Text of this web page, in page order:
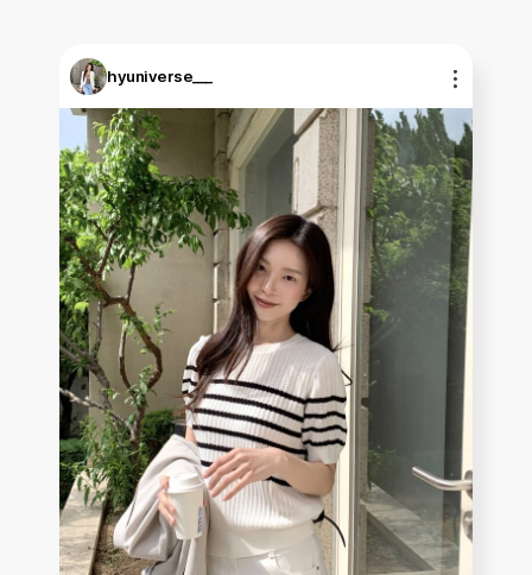
hyuniverse___